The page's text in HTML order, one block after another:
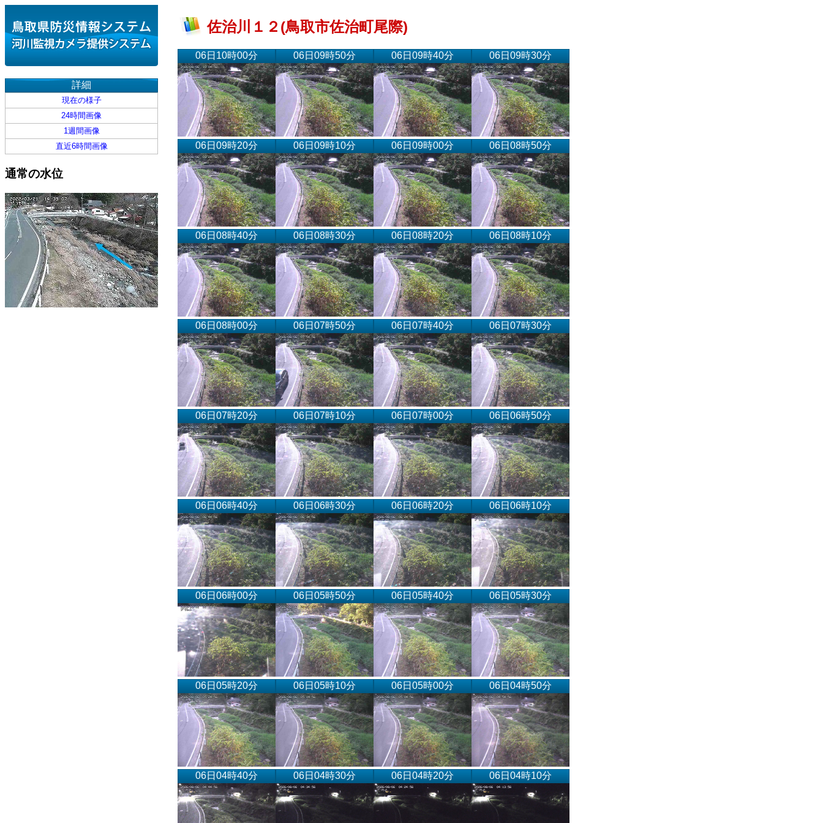
詳細
現在の様子
24時間画像
1週間画像
直近6時間画像
通常の水位
佐治川１２(鳥取市佐治町尾際)
06日10時00分 06日09時50分 06日09時40分 06日09時30分
06日09時20分 06日09時10分 06日09時00分 06日08時50分
06日08時40分 06日08時30分 06日08時20分 06日08時10分
06日08時00分 06日07時50分 06日07時40分 06日07時30分
06日07時20分 06日07時10分 06日07時00分 06日06時50分
06日06時40分 06日06時30分 06日06時20分 06日06時10分
06日06時00分 06日05時50分 06日05時40分 06日05時30分
06日05時20分 06日05時10分 06日05時00分 06日04時50分
06日04時40分 06日04時30分 06日04時20分 06日04時10分